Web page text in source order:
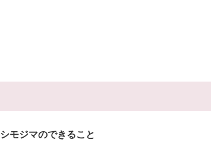
シモジマのできること